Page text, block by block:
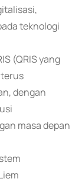
teknologi
(QRIS yang
dengan
masa depan